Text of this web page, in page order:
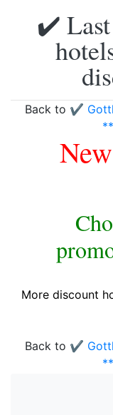
✔️ Last
Back to ✔️
More discount
Back to ✔️